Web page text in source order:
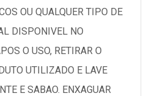
OU QUALQUER TIPO DE
DISPONIVEL NO
O USO, RETIRAR O
UTILIZADO E LAVE
E SABAO. ENXAGUAR